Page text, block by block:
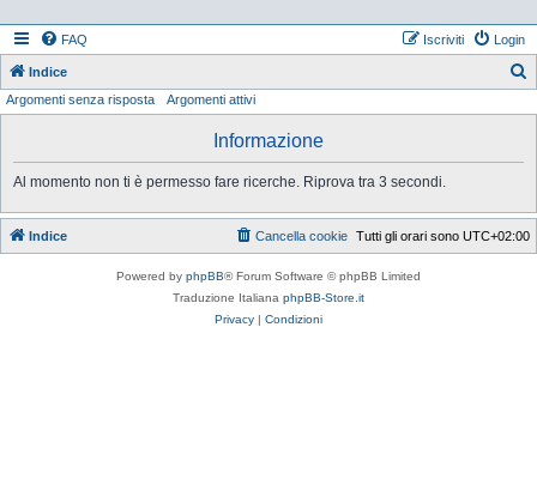
FAQ Login
Iscriviti
Indice
Argomenti senza risposta Argomenti attivi
Informazione
Al momento non ti è permesso fare ricerche. Riprova tra 3 secondi.
Indice Tutti gli orari sono UTC+02:00
Cancella cookie
Powered by phpBB® Forum Software © phpBB Limited
Traduzione Italiana phpBB-Store.it
Privacy | Condizioni